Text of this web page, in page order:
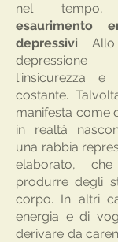
nel tempo,
esaurimento
depressivi.
depressione
l'insicurezza e
costante.
manifesta come
in realtà
una rabbia
elaborato,
produrre degli
corpo. In altri
energia e di
derivare da